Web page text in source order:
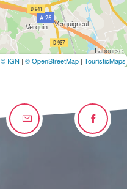
© IGN | © OpenStreetMap | TouristicMaps